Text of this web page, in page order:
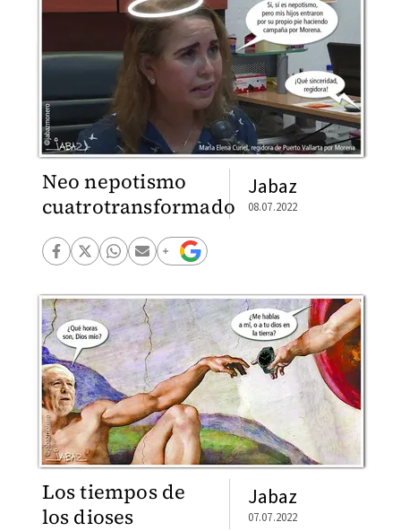
Neo nepotismo
cuatrotransformado
Jabaz
08.07.2022
Los tiempos de
los dioses
Jabaz
07.07.2022